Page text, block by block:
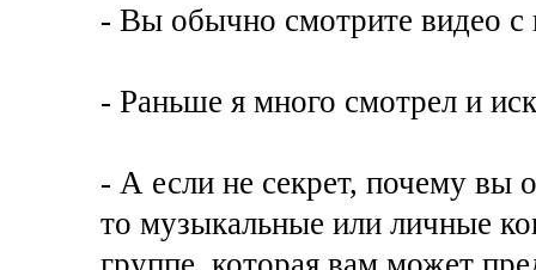
- Вы обычно смотрите видео с
- Раньше я много смотрел и
- А если не секрет, почему вы
то музыкальные или личные